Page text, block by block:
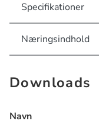
Specifikationer
Næringsindhold
Downloads
Navn